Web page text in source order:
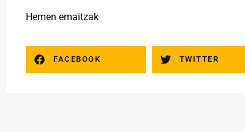
Hemen emaitzak
FACEBOOK TWITTER